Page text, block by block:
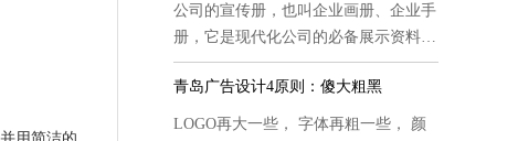
公司的宣传册，也叫企业画册、企业手
册，它是现代化公司的必备展示资料，
也...
青岛广告设计4原则：傻大粗黑
LOGO再大一些， 字体再粗一些， 颜